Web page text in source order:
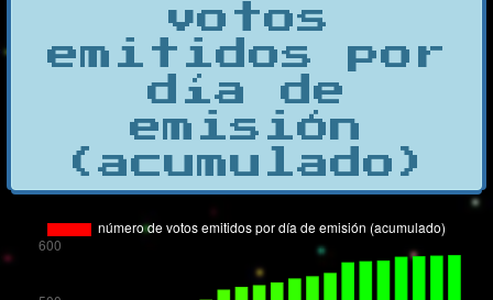
votos
emitidos por
día de
emisión
(acumulado)